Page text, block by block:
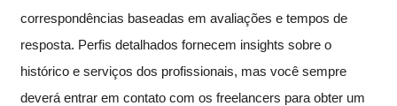
correspondências baseadas em avaliações e tempos de
resposta. Perfis detalhados fornecem insights sobre o
histórico e serviços dos profissionais, mas você sempre
deverá entrar em contato com os freelancers para obter um